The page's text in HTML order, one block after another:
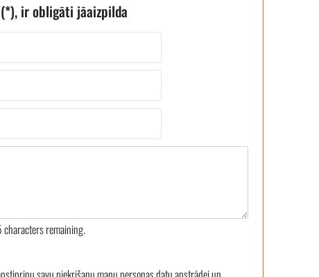
ir obligāti jāaizpilda
characters remaining.